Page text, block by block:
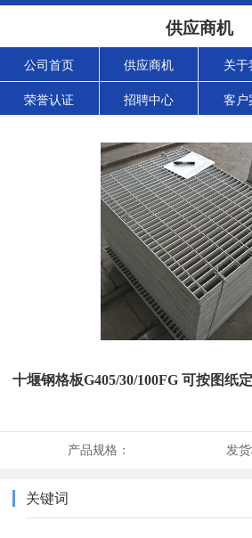
供应商机
公司首页 供应商机 关于
荣誉认证 招聘中心 客户
十堰钢格板G405/30/100FG 可按图纸
产品规格： 发
关键词